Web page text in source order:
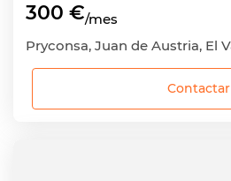
300 €/mes
Contactar